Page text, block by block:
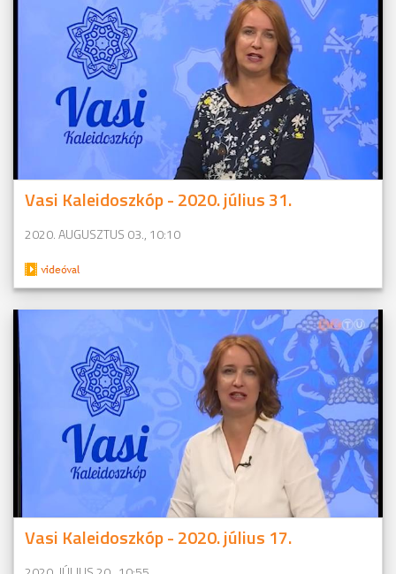
Vasi Kaleidoszkóp - 2020. július 31.
2020. AUGUSZTUS 03., 10:10
Vasi Kaleidoszkóp - 2020. július 17.